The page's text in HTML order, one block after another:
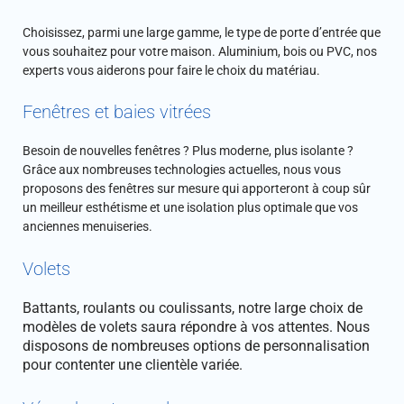
Choisissez, parmi une large gamme, le type de porte d’entrée que
vous souhaitez pour votre maison. Aluminium, bois ou PVC, nos
experts vous aiderons pour faire le choix du matériau.
Fenêtres et baies vitrées
Besoin de nouvelles fenêtres ? Plus moderne, plus isolante ?
Grâce aux nombreuses technologies actuelles, nous vous
proposons des fenêtres sur mesure qui apporteront à coup sûr
un meilleur esthétisme et une isolation plus optimale que vos
anciennes menuiseries.
Volets
Battants, roulants ou coulissants, notre large choix de
modèles de volets saura répondre à vos attentes. Nous
disposons de nombreuses options de personnalisation
pour contenter une clientèle variée.